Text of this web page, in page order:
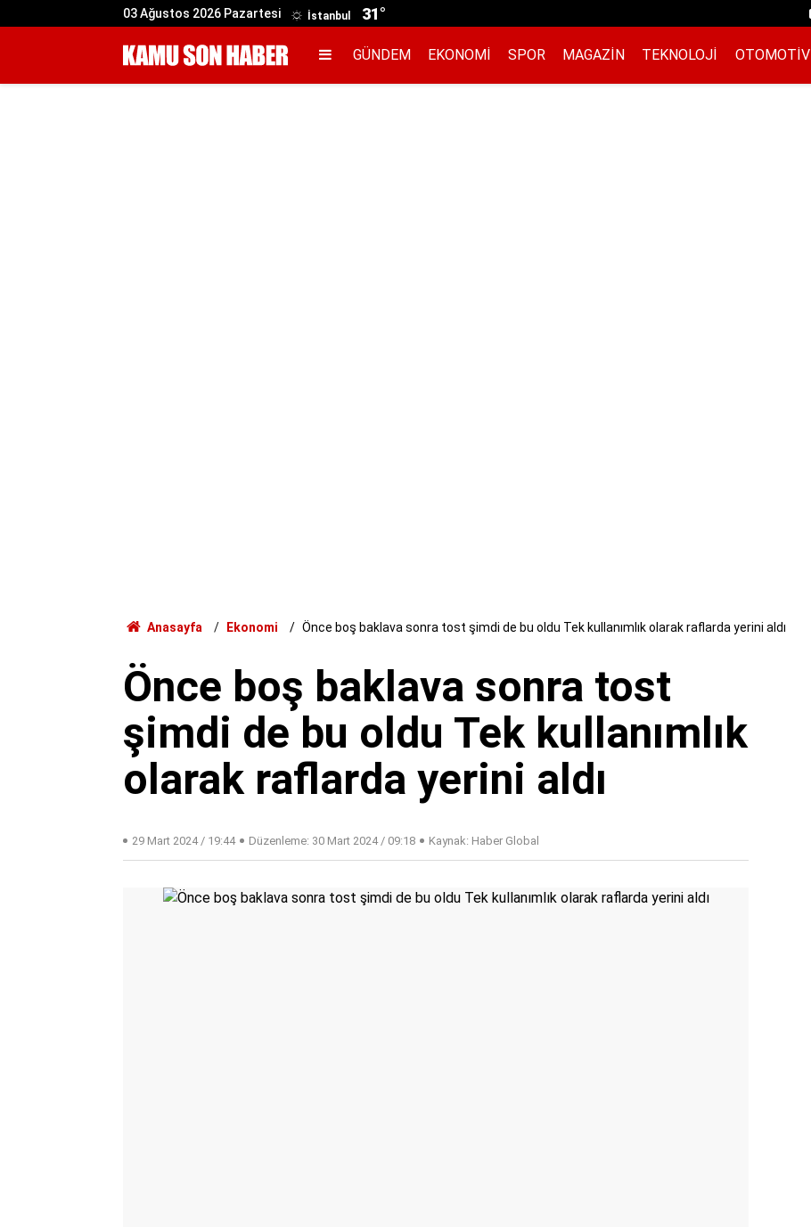
03 Ağustos 2026 Pazartesi İstanbul 31°
GÜNDEM EKONOMI SPOR MAGAZIN TEKNOLOJI OTOMOTIV
Anasayfa Ekonomi Önce boş baklava sonra tost şimdi de bu oldu Tek kullanımlık olarak raflarda yerini aldı
Önce boş baklava sonra tost
şimdi de bu oldu Tek kullanımlık
olarak raflarda yerini aldı
29 Mart 2024 / 19:44 Düzenleme: 30 Mart 2024 / 09:18 Kaynak: Haber Global